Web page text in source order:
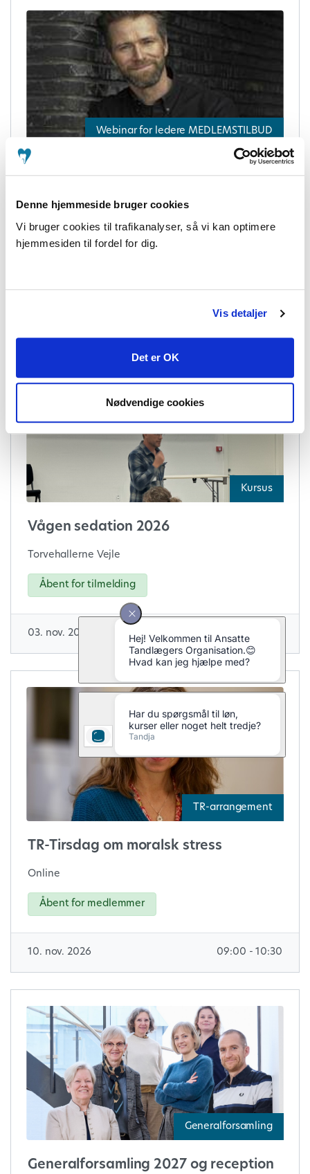
Denne hjemmeside bruger cookies
Vi bruger cookies til trafikanalyser, så vi kan optimere
hjemmesiden til fordel for dig.
Vis detaljer
Det er OK
Nødvendige cookies
Webinar for ledere MEDLEMSTILBUD
revolutionen?
09:00 - 10:30
Kursus
Vågen sedation 2026
Torvehallerne Vejle
Åbent for tilmelding
03. nov. 2026 09:00 - 16:00
TR-arrangement
TR-Tirsdag om moralsk stress
Online
Åbent for medlemmer
10. nov. 2026 09:00 - 10:30
Generalforsamling
Generalforsamling 2027 og reception